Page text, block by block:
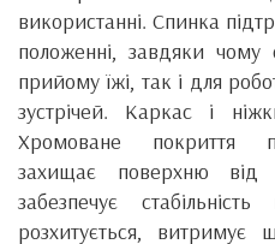
використанні. Спинка
положенні, завдяки чому
прийому їжі, так і для
зустрічей. Каркас і
Хромоване покриття
захищає поверхню від
забезпечує
розхитується, витримує